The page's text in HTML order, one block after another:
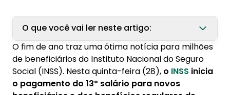
O que você vai ler neste artigo:
1. O que é o benefício do INSS e como funciona
o pagamento?
2. Quem recebe o pagamento hoje?
O fim de ano traz uma ótima notícia para milhões
de beneficiários do Instituto Nacional do Seguro
Social (INSS). Nesta quinta-feira (28), o INSS inicia
o pagamento do 13º salário para novos